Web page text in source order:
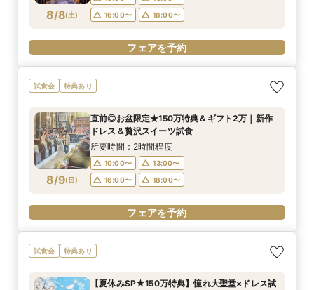
8/8(土)
16:00〜
18:00〜
フェアを予約
試食会 特典あり
8/9(日)
直前◎お盆限定★150万特典＆ギフト2万｜新作
ドレス＆贅沢スイーツ試食
所要時間：2時間程度
10:00〜
13:00〜
16:00〜
18:00〜
フェアを予約
試食会 特典あり
【夏休みSP★150万特典】憧れ大聖堂×ドレス試